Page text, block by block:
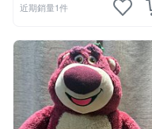
近期銷量1件